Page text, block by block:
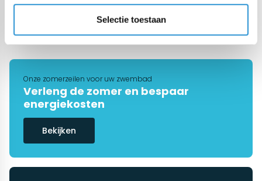
Selectie toestaan
Onze zomerzeilen voor uw zwembad
Verleng de zomer en bespaar
energiekosten
Bekijken